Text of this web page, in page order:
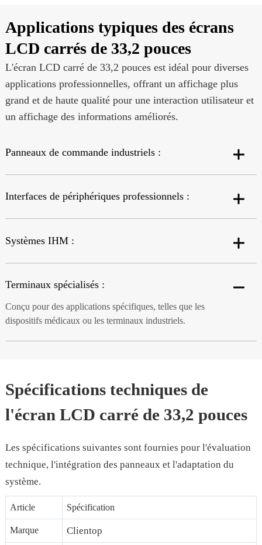
Applications typiques des écrans
LCD carrés de 33,2 pouces
L'écran LCD carré de 33,2 pouces est idéal pour diverses
applications professionnelles, offrant un affichage plus
grand et de haute qualité pour une interaction utilisateur et
un affichage des informations améliorés.
Panneaux de commande industriels :
Interfaces de périphériques professionnels :
Systèmes IHM :
Terminaux spécialisés :
Conçu pour des applications spécifiques, telles que les
dispositifs médicaux ou les terminaux industriels.
Spécifications techniques de
l'écran LCD carré de 33,2 pouces
Les spécifications suivantes sont fournies pour l'évaluation
technique, l'intégration des panneaux et l'adaptation du
système.
Article Spécification
Marque Clientop